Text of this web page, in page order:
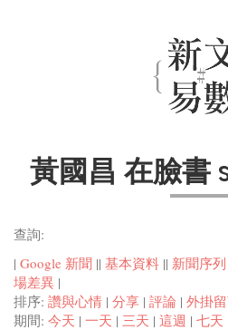
黃國昌 在臉書
查詢:
| Google 新聞 || 基本資料 || 新聞序列
場差異 |
排序: 讚與心情 | 分享 | 評論 | 外掛
期間: 今天 | 一天 | 三天 | 這週 | 七天